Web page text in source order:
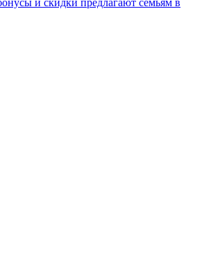
и скидки предлагают семьям в